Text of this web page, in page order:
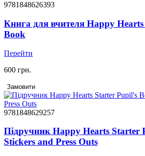
9781848626393
Книга для вчителя Happy
Book
Перейти
600 грн.
Замовити
9781848629257
Підручник Happy Hearts Starter
Stickers and Press Outs